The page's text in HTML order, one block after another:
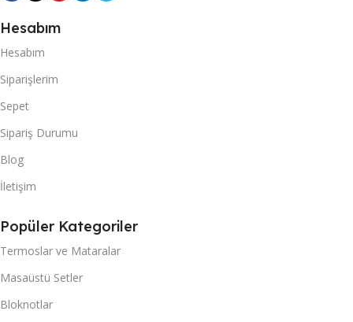
Hesabım
Hesabım
Siparişlerim
Sepet
Sipariş Durumu
Blog
İletişim
Popüler Kategoriler
Termoslar ve Mataralar
Masaüstü Setler
Bloknotlar